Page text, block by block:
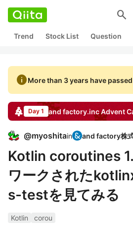
search
Trend Stock List Question
infoMore than 3 years have
Day 1 and factory.incAdvent
@myoshitain
Kotlin coroutines
ワークされた
s-testを見てみる
Kotlin
corou